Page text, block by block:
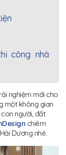
công nhà
nghiệm mới cho
một không gian
người, đất
chiêm
Dương nhé.